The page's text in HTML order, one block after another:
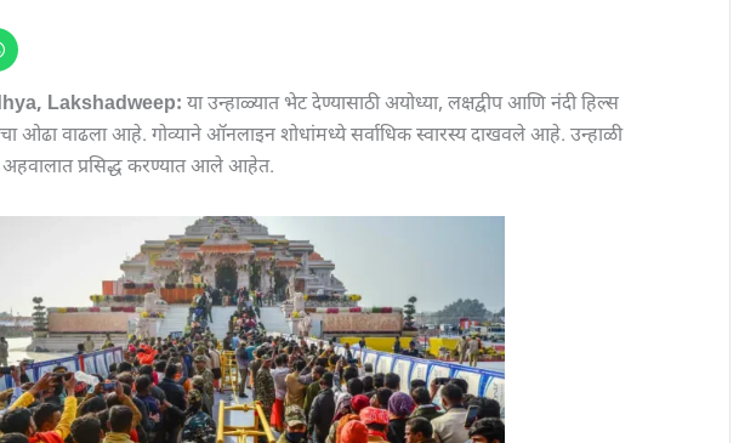
Lakshadweep: या उन्हाळ्यात भेट देण्यासाठी अयोध्या, लक्षद्वीप आणि नंदी हिल्स
ओढा वाढला आहे. गोव्याने ऑनलाइन शोधांमध्ये सर्वाधिक स्वारस्य दाखवले आहे. उन्हाळी
अहवालात प्रसिद्ध करण्यात आले आहेत.